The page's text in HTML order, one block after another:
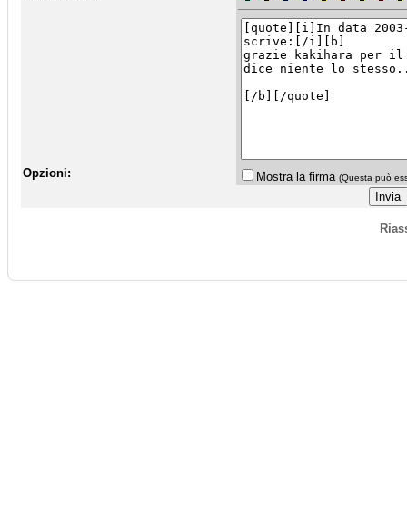
Opzioni: Mostra la firma (Questa può